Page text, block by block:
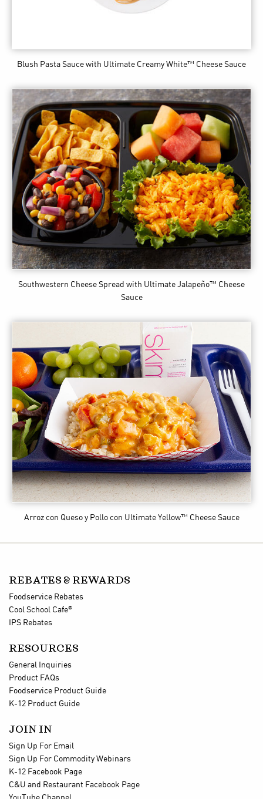
Blush Pasta Sauce with Ultimate Creamy White™ Cheese Sauce
Southwestern Cheese Spread with Ultimate Jalapeño™ Cheese
Sauce
Arroz con Queso y Pollo con Ultimate Yellow™ Cheese Sauce
REBATES & REWARDS
Foodservice Rebates
Cool School Cafe®
IPS Rebates
RESOURCES
General Inquiries
Product FAQs
Foodservice Product Guide
K-12 Product Guide
JOIN IN
Sign Up For Email
Sign Up For Commodity Webinars
K-12 Facebook Page
C&U and Restaurant Facebook Page